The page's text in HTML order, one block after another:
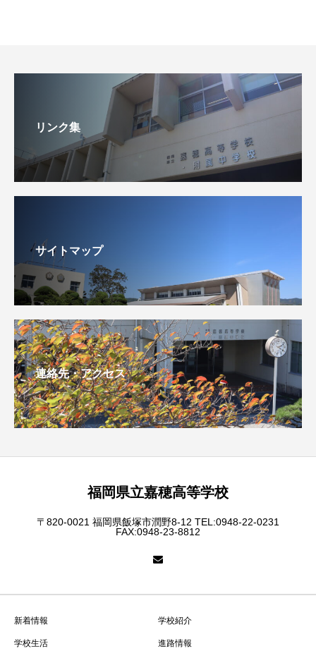
リンク集
サイトマップ
連絡先・アクセス
福岡県立嘉穂高等学校
〒820-0021 福岡県飯塚市潤野8-12 TEL:0948-22-0231
FAX:0948-23-8812
新着情報 学校紹介
学校生活 進路情報